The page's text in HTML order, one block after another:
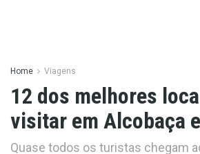
Home Viagens
12 dos melhores
visitar em Alcobaça
Quase todos os turistas chegam